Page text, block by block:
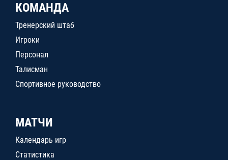
КОМАНДА
Тренерский штаб
Игроки
Персонал
Талисман
Спортивное руководство
МАТЧИ
Календарь игр
Статистика